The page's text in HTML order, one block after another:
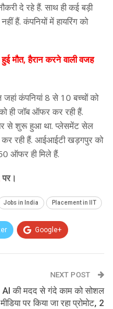
दे रहे हैं. साथ ही कई बड़ी
हैं. कंपनियों में हायरिंग को
मौत, हैरान करने वाली वजह
कंपनियां 8 से 10 बच्चों को
ही जॉब ऑफर कर रही हैं.
से शुरू हुआ था. प्लेसमेंट सेल
कर रही हैं. आईआईटी खड़गपुर को
ऑफर ही मिले हैं.
पर।
Jobs in India Placement in IIT
Google+
NEXT POST
AI की मदद से गंदे काम को सोशल
मीडिया पर किया जा रहा प्रोमोट, 2